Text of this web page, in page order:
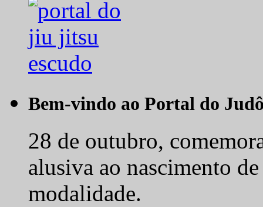
Bem-vindo ao Portal do
28 de outubro,
alusiva ao nascimento
modalidade.